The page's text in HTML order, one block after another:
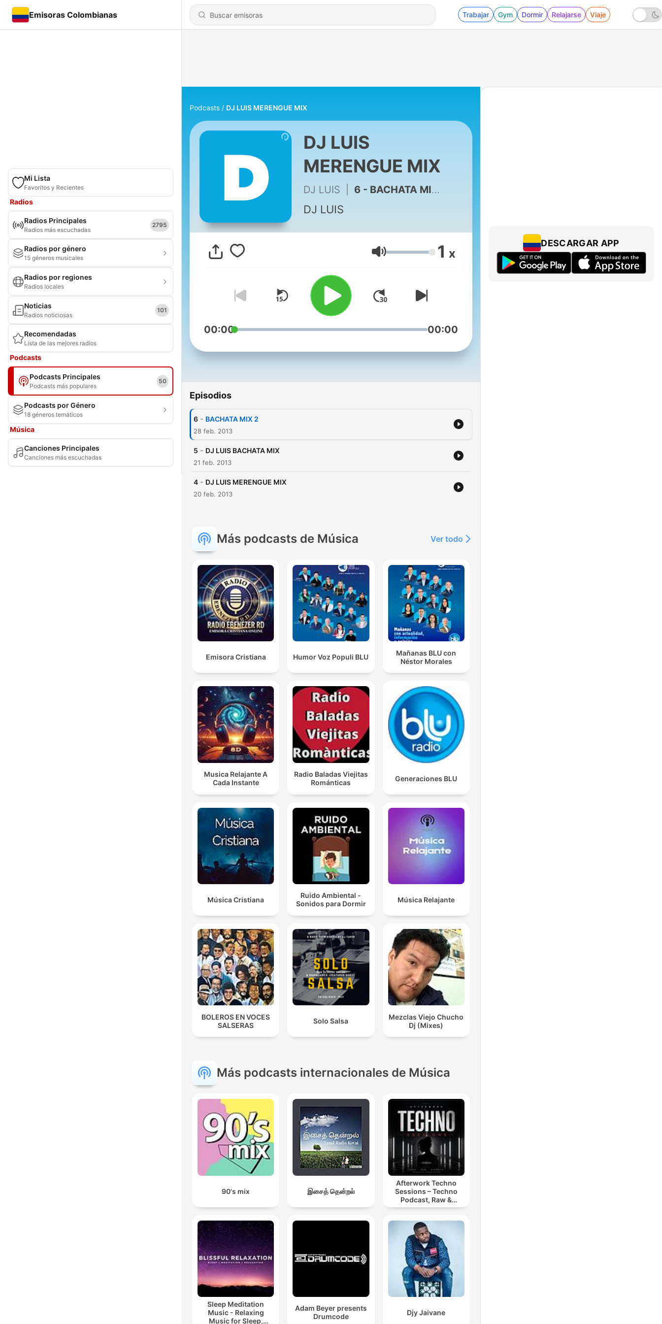
Emisoras Colombianas Trabajar Gym Dormir Relajarse Viaje
Mi Lista
Favoritos y Recientes
Radios
Radios Principales
Radios más escuchadas
2795
Radios por género
15 géneros musicales
Radios por regiones
Radios locales
Noticias
Radios noticiosas
101
Recomendadas
Lista de las mejores radios
Podcasts
Podcasts Principales
Podcasts más populares
50
Podcasts por Género
18 géneros temáticos
Música
Canciones Principales
Canciones más escuchadas
Podcasts DJ LUIS MERENGUE MIX
DJ LUIS
MERENGUE MIX
DJ LUIS 6 - BACHATA MIX 2
DJ LUIS
Volumen 1 x
00:00 00:00
Episodios
6 - BACHATA MIX 2
28 feb. 2013
5 - DJ LUIS BACHATA MIX
21 feb. 2013
4 - DJ LUIS MERENGUE MIX
20 feb. 2013
Más podcasts de Música Ver todo
Emisora Cristiana Humor Voz Populi BLU
Mañanas BLU con
Néstor Morales
Musica Relajante A
Cada Instante
Radio Baladas Viejitas
Románticas
Generaciones BLU
Música Cristiana
Ruido Ambiental -
Sonidos para Dormir
Música Relajante
BOLEROS EN VOCES
SALSERAS
Solo Salsa
Mezclas Viejo Chucho
Dj (Mixes)
Más podcasts internacionales de Música
90's mix இசைத் தென்றல்
Afterwork Techno
Sessions – Techno
Podcast, Raw &
Hypnotic Techno
Sleep Meditation
Music - Relaxing
Music for Sleep,
Adam Beyer presents
Drumcode
Djy Jaivane
DESCARGAR APP